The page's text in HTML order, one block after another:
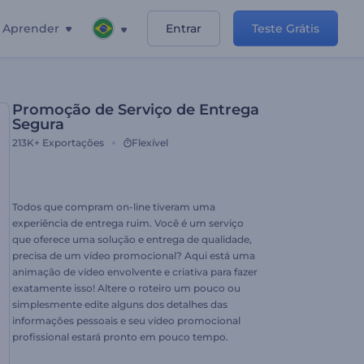
Aprender Entrar Teste Grátis
Promoção de Serviço de Entrega
Segura
213K+ Exportações Flexível
Todos que compram on-line tiveram uma
experiência de entrega ruim. Você é um serviço
que oferece uma solução e entrega de qualidade,
precisa de um vídeo promocional? Aqui está uma
animação de vídeo envolvente e criativa para fazer
exatamente isso! Altere o roteiro um pouco ou
simplesmente edite alguns dos detalhes das
informações pessoais e seu vídeo promocional
profissional estará pronto em pouco tempo.